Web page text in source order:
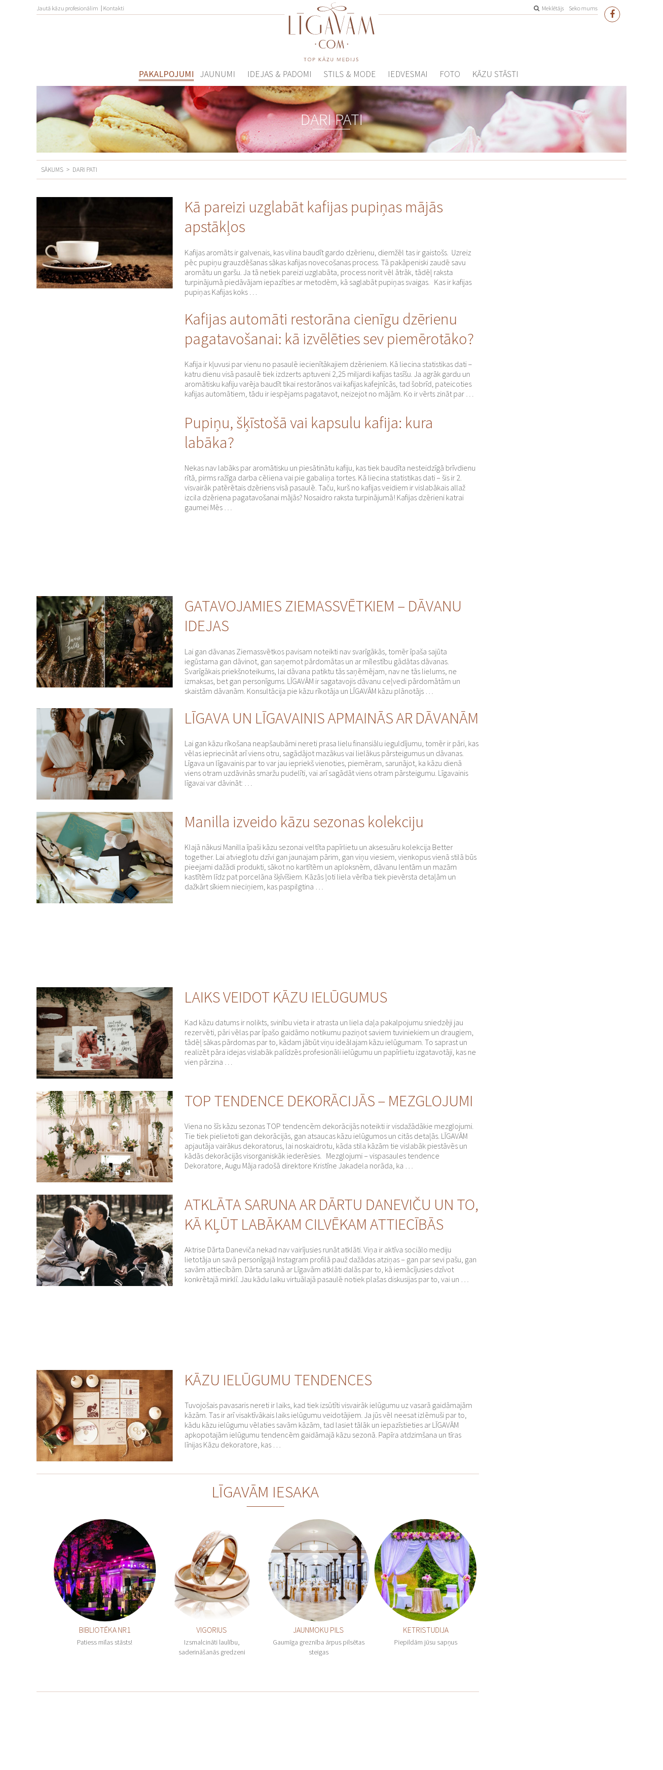
Jautā kāzu profesionālim Kontakti Meklētājs Seko mums
PAKALPOJUMI JAUNUMI IDEJAS & PADOMI STILS & MODE IEDVESMAI FOTO KĀZU STĀSTI
DARI PATI
SĀKUMS > DARI PATI
Kā pareizi uzglabāt kafijas pupiņas mājās
apstākļos
Kafijas aromāts ir galvenais, kas vilina baudīt gardo dzērienu, diemžēl tas ir gaistošs. Uzreiz
pēc pupiņu grauzdēšanas sākas kafijas novecošanas process. Tā pakāpeniski zaudē savu
aromātu un garšu. Ja tā netiek pareizi uzglabāta, process norit vēl ātrāk, tādēļ raksta
turpinājumā piedāvājam iepazīties ar metodēm, kā saglabāt pupiņas svaigas. Kas ir kafijas
pupiņas Kafijas koks …
Kafijas automāti restorāna cienīgu dzērienu
pagatavošanai: kā izvēlēties sev piemērotāko?
Kafija ir kļuvusi par vienu no pasaulē iecienītākajiem dzērieniem. Kā liecina statistikas dati –
katru dienu visā pasaulē tiek izdzerts aptuveni 2,25 miljardi kafijas tasīšu. Ja agrāk gardu un
aromātisku kafiju varēja baudīt tikai restorānos vai kafijas kafejnīcās, tad šobrīd, pateicoties
kafijas automātiem, tādu ir iespējams pagatavot, neizejot no mājām. Ko ir vērts zināt par …
Pupiņu, šķīstošā vai kapsulu kafija: kura
labāka?
Nekas nav labāks par aromātisku un piesātinātu kafiju, kas tiek baudīta nesteidzīgā brīvdienu
rītā, pirms ražīga darba cēliena vai pie gabaliņa tortes. Kā liecina statistikas dati – šis ir 2.
visvairāk patērētais dzēriens visā pasaulē. Taču, kurš no kafijas veidiem ir vislabākais allaž
izcila dzēriena pagatavošanai mājās? Nosaidro raksta turpinājumā! Kafijas dzērieni katrai
gaumei Mēs …
GATAVOJAMIES ZIEMASSVĒTKIEM – DĀVANU
IDEJAS
Lai gan dāvanas Ziemassvētkos pavisam noteikti nav svarīgākās, tomēr īpaša sajūta
iegūstama gan dāvinot, gan saņemot pārdomātas un ar mīlestību gādātas dāvanas.
Svarīgākais priekšnoteikums, lai dāvana patiktu tās saņēmējam, nav ne tās lielums, ne
izmaksas, bet gan personīgums. LĪGAVĀM ir sagatavojis dāvanu ceļvedi pārdomātām un
skaistām dāvanām. Konsultācija pie kāzu rīkotāja un LĪGAVĀM kāzu plānotājs …
LĪGAVA UN LĪGAVAINIS APMAINĀS AR DĀVANĀM
Lai gan kāzu rīkošana neapšaubāmi nereti prasa lielu finansiālu ieguldījumu, tomēr ir pāri, kas
vēlas iepriecināt arī viens otru, sagādājot mazākus vai lielākus pārsteigumus un dāvanas.
Līgava un līgavainis par to var jau iepriekš vienoties, piemēram, sarunājot, ka kāzu dienā
viens otram uzdāvinās smaržu pudelīti, vai arī sagādāt viens otram pārsteigumu. Līgavainis
līgavai var dāvināt: …
Manilla izveido kāzu sezonas kolekciju
Klajā nākusi Manilla īpaši kāzu sezonai veltīta papīrlietu un aksesuāru kolekcija Better
together. Lai atvieglotu dzīvi gan jaunajam pārim, gan viņu viesiem, vienkopus vienā stilā būs
pieejami dažādi produkti, sākot no kartītēm un aploksnēm, dāvanu lentām un mazām
kastītēm līdz pat porcelāna šķīvīšiem. Kāzās ļoti liela vērība tiek pievērsta detaļām un
dažkārt sīkiem nieciņiem, kas paspilgtina …
LAIKS VEIDOT KĀZU IELŪGUMUS
Kad kāzu datums ir nolikts, svinību vieta ir atrasta un liela daļa pakalpojumu sniedzēji jau
rezervēti, pāri vēlas par īpašo gaidāmo notikumu paziņot saviem tuviniekiem un draugiem,
tādēļ sākas pārdomas par to, kādam jābūt viņu ideālajam kāzu ielūgumam. To saprast un
realizēt pāra idejas vislabāk palīdzēs profesionāli ielūgumu un papīrlietu izgatavotāji, kas ne
vien pārzina …
TOP TENDENCE DEKORĀCIJĀS – MEZGLOJUMI
Viena no šīs kāzu sezonas TOP tendencēm dekorācijās noteikti ir visdažādākie mezglojumi.
Tie tiek pielietoti gan dekorācijās, gan atsaucas kāzu ielūgumos un citās detaļās. LĪGAVĀM
apjautāja vairākus dekoratorus, lai noskaidrotu, kāda stila kāzām tie vislabāk piestāvēs un
kādās dekorācijās visorganiskāk iederēsies. Mezglojumi – vispasaules tendence
Dekoratore, Augu Māja radošā direktore Kristīne Jakadela norāda, ka …
ATKLĀTA SARUNA AR DĀRTU DANEVIČU UN TO,
KĀ KĻŪT LABĀKAM CILVĒKAM ATTIECĪBĀS
Aktrise Dārta Daneviča nekad nav vairījusies runāt atklāti. Viņa ir aktīva sociālo mediju
lietotāja un savā personīgajā Instagram profilā pauž dažādas atziņas – gan par sevi pašu, gan
savām attiecībām. Dārta sarunā ar Līgavām atklāti dalās par to, kā iemācījusies dzīvot
konkrētajā mirklī. Jau kādu laiku virtuālajā pasaulē notiek plašas diskusijas par to, vai un …
KĀZU IELŪGUMU TENDENCES
Tuvojošais pavasaris nereti ir laiks, kad tiek izsūtīti visvairāk ielūgumu uz vasarā gaidāmajām
kāzām. Tas ir arī visaktīvākais laiks ielūgumu veidotājiem. Ja jūs vēl neesat izlēmuši par to,
kādu kāzu ielūgumu vēlaties savām kāzām, tad lasiet tālāk un iepazīstieties ar LĪGAVĀM
apkopotajām ielūgumu tendencēm gaidāmajā kāzu sezonā. Papīra atdzimšana un tīras
līnijas Kāzu dekoratore, kas …
LĪGAVĀM IESAKA
BIBLIOTĒKA NR1
Patiess mīlas stāsts!
VIGORIUS
Izsmalcināti laulību,
saderināšanās gredzeni
JAUNMOKU PILS
Gaumīga greznība ārpus pilsētas
steigas
KETRISTUDIJA
Piepildām jūsu sapņus